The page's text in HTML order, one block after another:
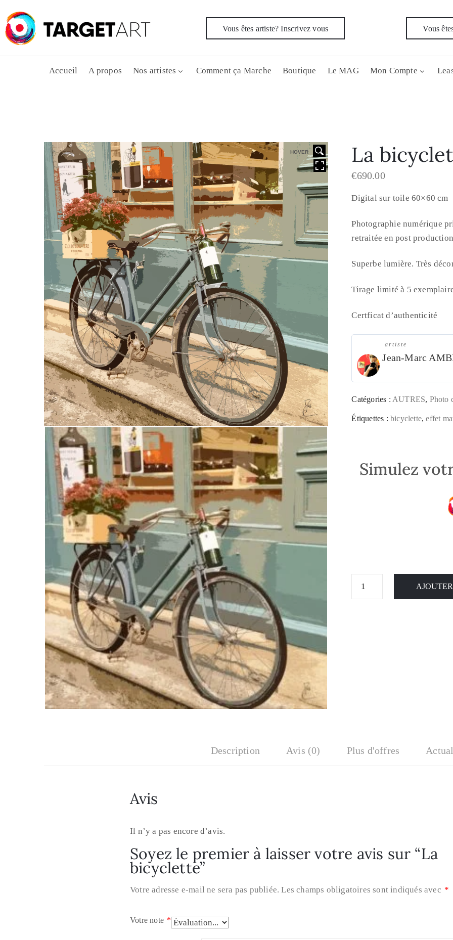
Vous êtes artiste? Inscrivez vous Vous
Accueil A propos Nos artistes Comment ça Marche Boutique Le MAG Mon Compte
HOVER La
€690.00
Digital sur toile 60×60 cm
Photographie numérique
retraitée en post
Superbe lumière. Très
Tirage limité à 5
Certficat d’authenticité
artiste
Jean-Marc
Catégories : AUTRES, Photo
Étiquettes :bicyclette,effet
Simulez
Description Avis (0) Plus d'offres
Avis
Il n’y a pas encore d’avis.
Soyez le premier à laisser votre avis sur “La
bicyclette”
Votre adresse e-mail ne sera pas publiée. Les champs obligatoires sont indiqués avec *
Votre note *